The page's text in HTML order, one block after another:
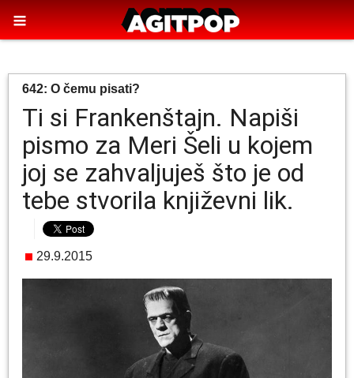
642: O čemu pisati?
Ti si Frankenštajn. Napiši
pismo za Meri Šeli u kojem
joj se zahvaljuješ što je od
tebe stvorila književni lik.
29.9.2015